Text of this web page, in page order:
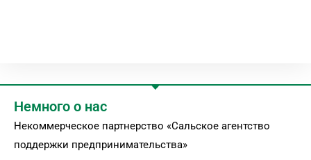
Немного о нас
Некоммерческое партнерство «Сальское агентство
поддержки предпринимательства»